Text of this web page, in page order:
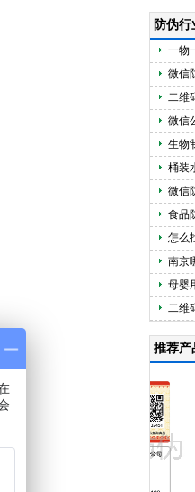
防伪
一物
微信
二维
微信
生物
桶装
微信
食品
怎么
南京
母婴
二维
推荐产